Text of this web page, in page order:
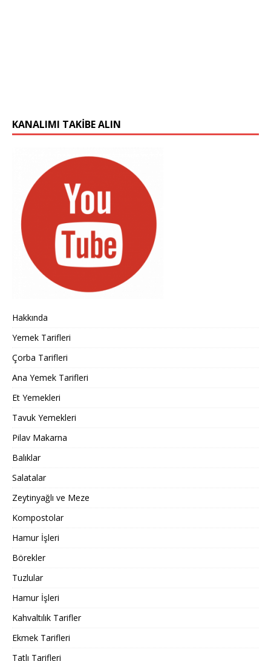
KANALIMI TAKIBE ALIN
Hakkında
Yemek Tarifleri
Çorba Tarifleri
Ana Yemek Tarifleri
Et Yemekleri
Tavuk Yemekleri
Pilav Makarna
Balıklar
Salatalar
Zeytinyağlı ve Meze
Kompostolar
Hamur İşleri
Börekler
Tuzlular
Hamur İşleri
Kahvaltılık Tarifler
Ekmek Tarifleri
Tatlı Tarifleri